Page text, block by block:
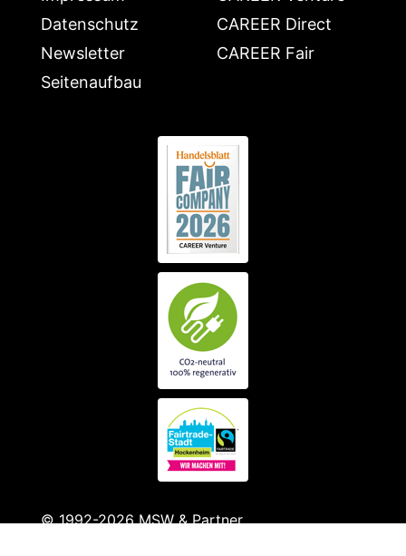
Datenschutz
Newsletter
Seitenaufbau
CAREER Direct
CAREER Fair
© 1992-2026 MSW & Partner